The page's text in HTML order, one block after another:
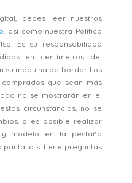
debes leer nuestros
, así como nuestra Política
Es su responsabilidad
en centímetros del
su máquina de bordar. Los
que sean más
no se mostrarán en el
circunstancias, no se
o es posible realizar
y modelo en la pestaña
pantalla si tiene preguntas